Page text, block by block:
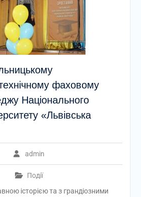
фаховому
Національного
«Львівська
admin
Події
історією та з грандіозними